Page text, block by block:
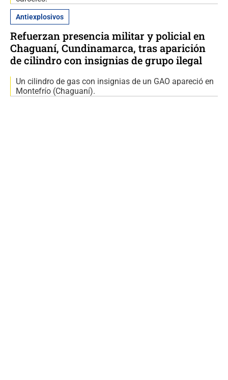
Antiexplosivos
Refuerzan presencia militar y policial en
Chaguaní, Cundinamarca, tras aparición
de cilindro con insignias de grupo ilegal
Un cilindro de gas con insignias de un GAO apareció en
Montefrío (Chaguaní).